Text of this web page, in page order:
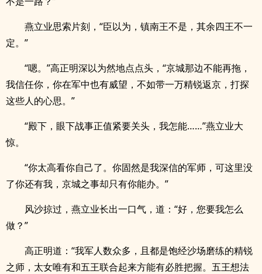
燕立业思索片刻，“臣以为，镇南王不是，其余四王不一
定。”
“嗯。”高正明深以为然地点点头，“京城那边不能再拖，
我信任你，你在军中也有威望，不如带一万精锐返京，打探
这些人的心思。”
“殿下，眼下战事正值紧要关头，我怎能……”燕立业大
惊。
“你太高看你自己了。你固然是我深信的军师，可这里没
了你还有我，京城之事却只有你能办。”
风沙掠过，燕立业长出一口气，道：“好，您要我怎么
做？”
高正明道：“我军人数众多，且都是饱经沙场磨练的精锐
之师，太女唯有和五王联合起来方能有必胜把握。五王想法